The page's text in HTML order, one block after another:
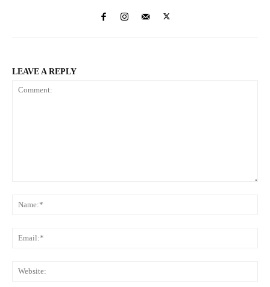
LEAVE A REPLY